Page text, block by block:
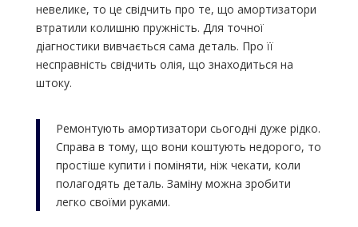
невелике, то це свідчить про те, що амортизатори
втратили колишню пружність. Для точної
діагностики вивчається сама деталь. Про її
несправність свідчить олія, що знаходиться на
штоку.
Ремонтують амортизатори сьогодні дуже рідко.
Справа в тому, що вони коштують недорого, то
простіше купити і поміняти, ніж чекати, коли
полагодять деталь. Заміну можна зробити
легко своїми руками.